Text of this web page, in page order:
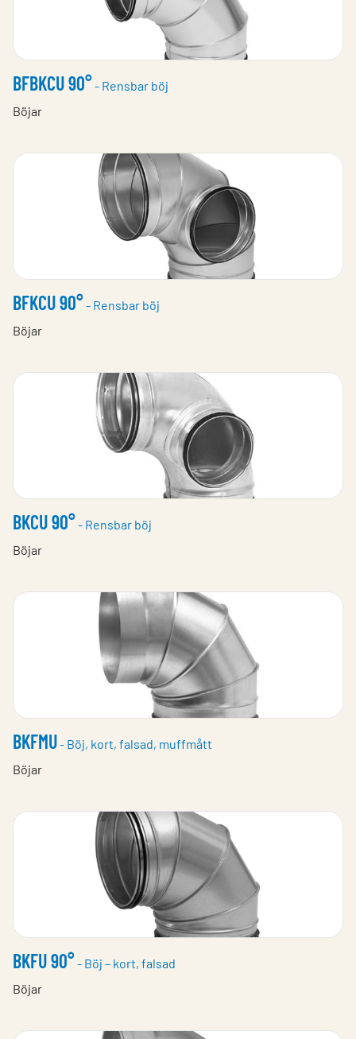
BFBKCU 90°- Rensbar böj
Böjar
BFKCU 90°- Rensbar böj
Böjar
BKCU 90°- Rensbar böj
Böjar
BKFMU- Böj, kort, falsad, muffmått
Böjar
BKFU 90°- Böj – kort, falsad
Böjar